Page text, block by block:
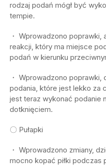
rodzaj podań mógł być
tempie.
・ Wprowadzono poprawki,
reakcji, który ma miejsce
podań w kierunku
・ Wprowadzono
podania, które jest lekko za
jest teraz wykonać podanie
dotknięciem.
〇 Pułapki
・ Wprowadzono zmiany,
mocno kopać piłki podczas